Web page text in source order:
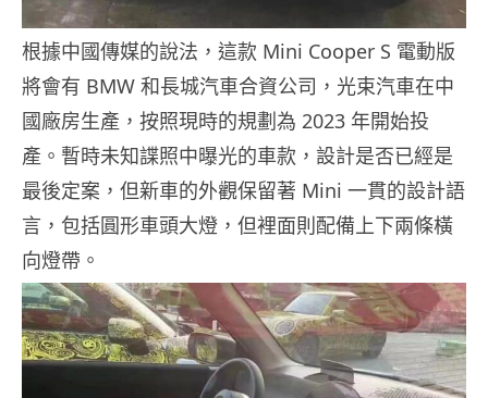
根據中國傳媒的說法，這款 Mini Cooper S 電動版
將會有 BMW 和長城汽車合資公司，光束汽車在中
國廠房生產，按照現時的規劃為 2023 年開始投
產。暫時未知諜照中曝光的車款，設計是否已經是
最後定案，但新車的外觀保留著 Mini 一貫的設計語
言，包括圓形車頭大燈，但裡面則配備上下兩條橫
向燈帶。